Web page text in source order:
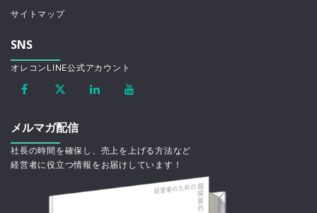
サイトマップ
SNS
オレコンLINE公式アカウント
メルマガ配信
社長の時間を確保し、売上を上げる方法など
経営者に役立つ情報をお届けしています！